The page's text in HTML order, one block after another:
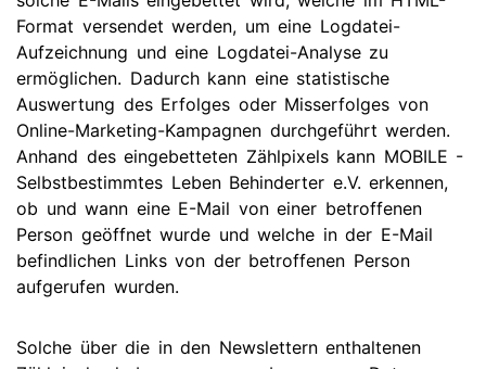
Format versendet werden, um eine Logdatei-
Aufzeichnung und eine Logdatei-Analyse zu
ermöglichen. Dadurch kann eine statistische
Auswertung des Erfolges oder Misserfolges von
Online-Marketing-Kampagnen durchgeführt werden.
Anhand des eingebetteten Zählpixels kann MOBILE -
Selbstbestimmtes Leben Behinderter e.V. erkennen,
ob und wann eine E-Mail von einer betroffenen
Person geöffnet wurde und welche in der E-Mail
befindlichen Links von der betroffenen Person
aufgerufen wurden.
Solche über die in den Newslettern enthaltenen